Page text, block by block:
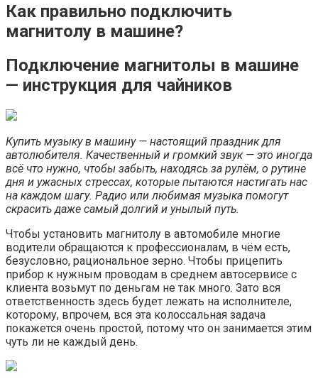
Как правильно подключить
магнитолу в машине?
Подключение магнитолы в машине
— инструкция для чайников
Купить музыку в машину — настоящий праздник для
автолюбителя. Качественный и громкий звук — это иногда
всё что нужно, чтобы забыть, находясь за рулём, о рутине
дня и ужасных стрессах, которые пытаются настигать нас
на каждом шагу. Радио или любимая музыка помогут
скрасить даже самый долгий и унылый путь.
Чтобы установить магнитолу в автомобиле многие
водители обращаются к профессионалам, в чём есть,
безусловно, рациональное зерно. Чтобы прицепить
прибор к нужным проводам в среднем автосервисе с
клиента возьмут по деньгам не так много. Зато вся
ответственность здесь будет лежать на исполнителе,
которому, впрочем, вся эта колоссальная задача
покажется очень простой, потому что он занимается этим
чуть ли не каждый день.